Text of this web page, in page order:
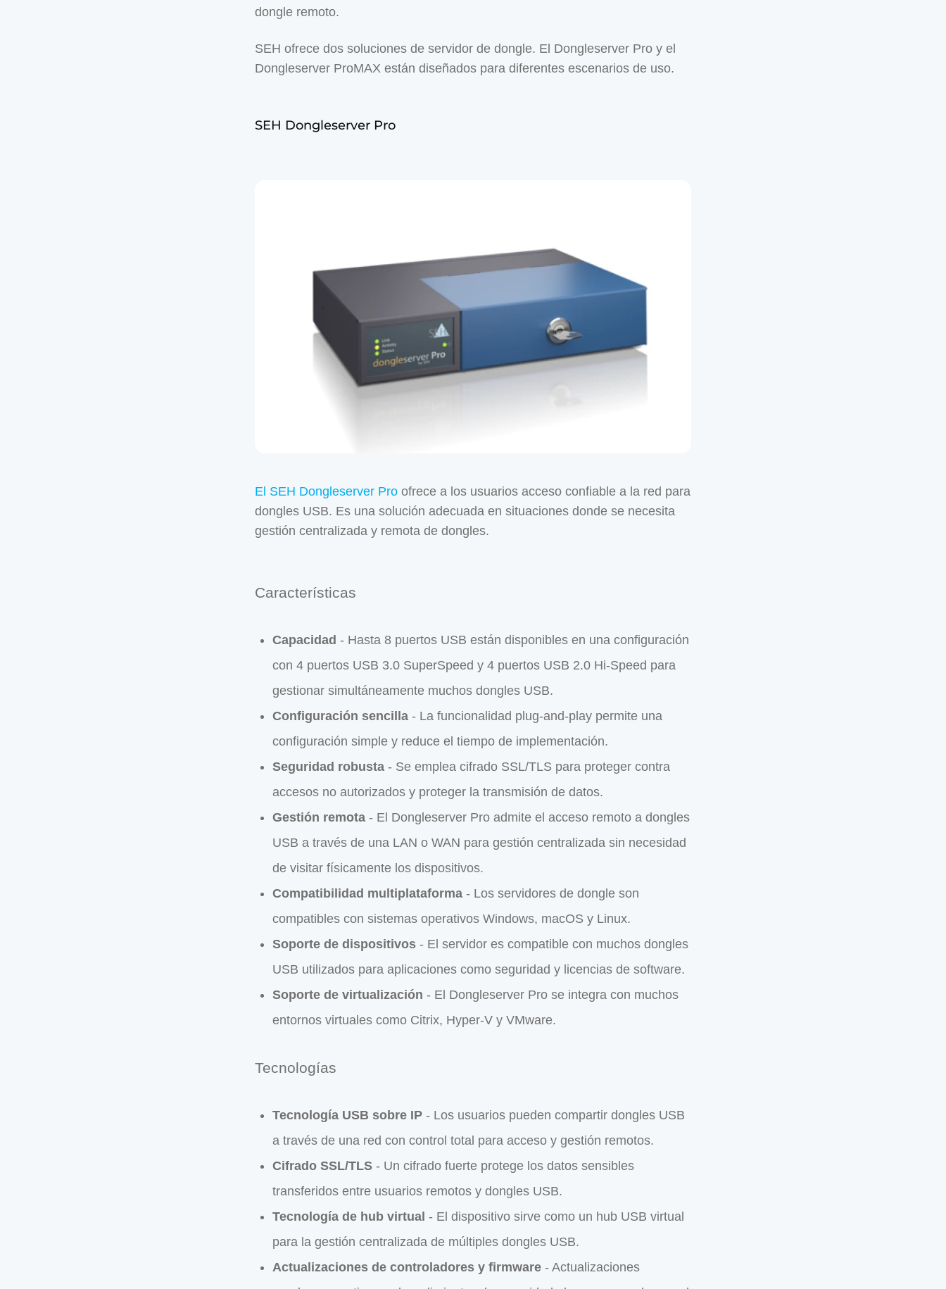
dongle remoto.
SEH ofrece dos soluciones de servidor de dongle. El Dongleserver Pro y el
Dongleserver ProMAX están diseñados para diferentes escenarios de uso.
SEH Dongleserver Pro
El SEH Dongleserver Pro ofrece a los usuarios acceso confiable a la red para
dongles USB. Es una solución adecuada en situaciones donde se necesita
gestión centralizada y remota de dongles.
Características
Capacidad - Hasta 8 puertos USB están disponibles en una configuración
con 4 puertos USB 3.0 SuperSpeed y 4 puertos USB 2.0 Hi-Speed para
gestionar simultáneamente muchos dongles USB.
Configuración sencilla - La funcionalidad plug-and-play permite una
configuración simple y reduce el tiempo de implementación.
Seguridad robusta - Se emplea cifrado SSL/TLS para proteger contra
accesos no autorizados y proteger la transmisión de datos.
Gestión remota - El Dongleserver Pro admite el acceso remoto a dongles
USB a través de una LAN o WAN para gestión centralizada sin necesidad
de visitar físicamente los dispositivos.
Compatibilidad multiplataforma - Los servidores de dongle son
compatibles con sistemas operativos Windows, macOS y Linux.
Soporte de dispositivos - El servidor es compatible con muchos dongles
USB utilizados para aplicaciones como seguridad y licencias de software.
Soporte de virtualización - El Dongleserver Pro se integra con muchos
entornos virtuales como Citrix, Hyper-V y VMware.
Tecnologías
Tecnología USB sobre IP - Los usuarios pueden compartir dongles USB
a través de una red con control total para acceso y gestión remotos.
Cifrado SSL/TLS - Un cifrado fuerte protege los datos sensibles
transferidos entre usuarios remotos y dongles USB.
Tecnología de hub virtual - El dispositivo sirve como un hub USB virtual
para la gestión centralizada de múltiples dongles USB.
Actualizaciones de controladores y firmware - Actualizaciones